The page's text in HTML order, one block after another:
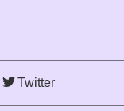
Twitter